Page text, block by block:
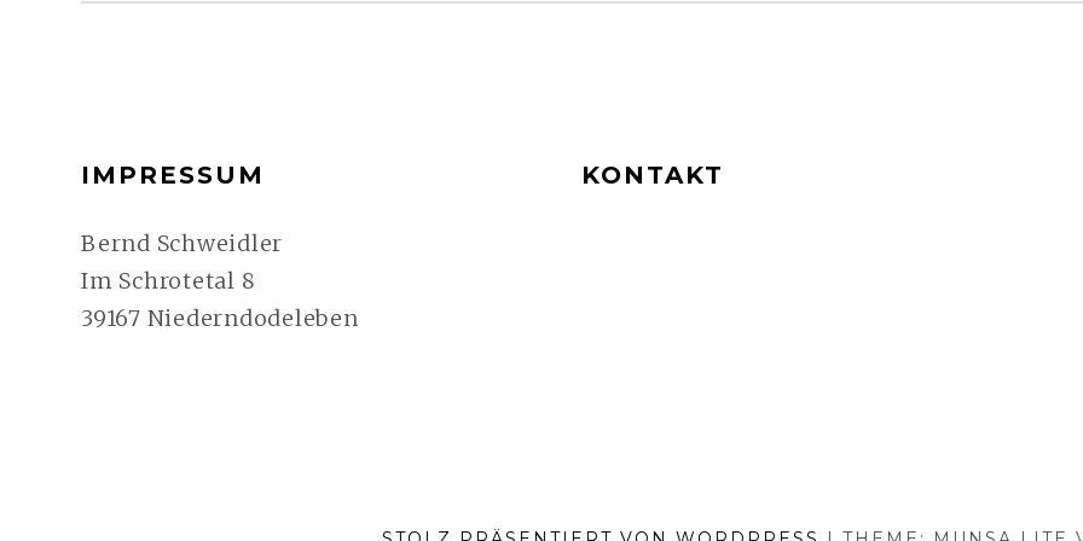
FOOTER-
IMPRESSUM
Bernd Schweidler
Im Schrotetal 8
39167 Niederndodeleben
KONTAKT